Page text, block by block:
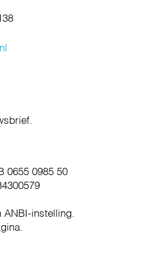
0655 0985 50
ANBI-instelling.